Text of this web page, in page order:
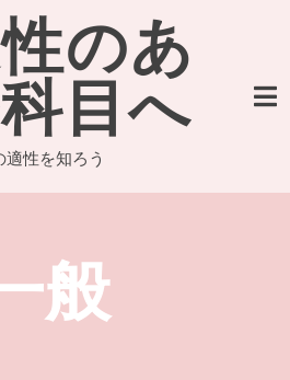
のあ
目へ
性を知ろう
般